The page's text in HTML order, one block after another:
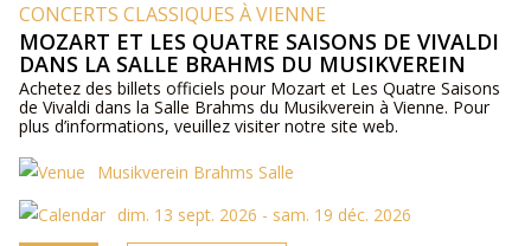
CONCERTS CLASSIQUES À VIENNE
MOZART ET LES QUATRE SAISONS DE VIVALDI
DANS LA SALLE BRAHMS DU MUSIKVEREIN
Achetez des billets officiels pour Mozart et Les Quatre Saisons
de Vivaldi dans la Salle Brahms du Musikverein à Vienne. Pour
plus d’informations, veuillez visiter notre site web.
Musikverein Brahms Salle
dim. 13 sept. 2026 - sam. 19 déc. 2026